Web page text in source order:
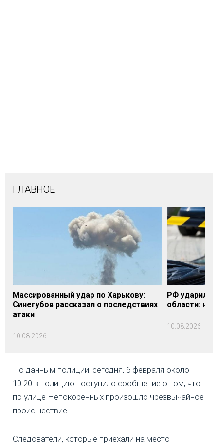
ГЛАВНОЕ
Массированный удар по Харькову:
Синегубов рассказал о последствиях
атаки
10.08.2026
РФ ударила
области: на
10.08.2026
По данным полиции, сегодня, 6 февраля около
10:20 в полицию поступило сообщение о том, что
по улице Непокоренных произошло чрезвычайное
происшествие.
Следователи, которые приехали на место